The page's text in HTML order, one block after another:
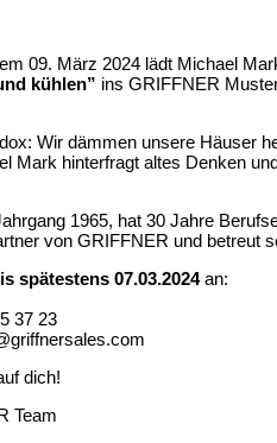
09. März 2024 lädt Michael
kühlen” ins GRIFFNER
Wir dämmen unsere Häuser
Mark hinterfragt altes Denken
1965, hat 30 Jahre
von GRIFFNER und betreut
spätestens 07.03.2024an:
37 23
dich!
Team